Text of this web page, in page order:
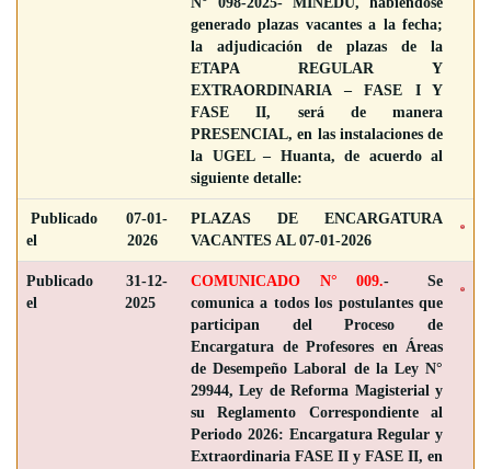
generado plazas vacantes a la fecha;
la adjudicación de plazas de la
ETAPA REGULAR Y
EXTRAORDINARIA – FASE I Y
FASE II, será de manera
PRESENCIAL, en las instalaciones de
la UGEL – Huanta, de acuerdo al
siguiente detalle:
Publicado
el
07-01-
2026
PLAZAS DE ENCARGATURA
VACANTES AL 07-01-2026
Publicado
el
31-12-
2025
COMUNICADO N° 009.- Se
comunica a todos los postulantes que
participan del Proceso de
Encargatura de Profesores en Áreas
de Desempeño Laboral de la Ley N°
29944, Ley de Reforma Magisterial y
su Reglamento Correspondiente al
Periodo 2026: Encargatura Regular y
Extraordinaria FASE II y FASE II, en